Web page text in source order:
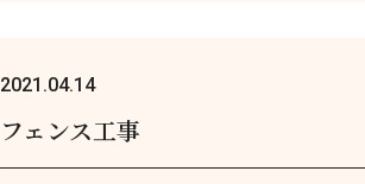
2021.04.14
フェンス工事